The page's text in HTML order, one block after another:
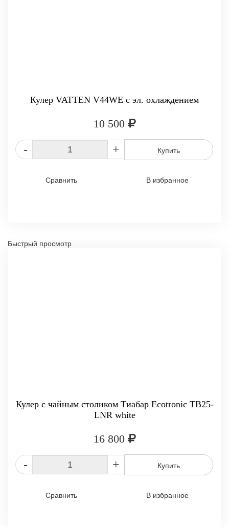
Кулер VATTEN V44WE с эл. охлаждением
10 500
- + Купить
Сравнить В избранное
Быстрый просмотр
Кулер с чайным столиком Тиабар Ecotronic TB25-
LNR white
16 800
- + Купить
Сравнить В избранное